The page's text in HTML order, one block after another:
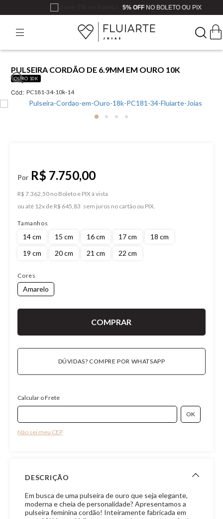
5% OFFNO BOLETO OU PIX
PULSEIRA CORDÃO DE 6.9MM EM OURO 10K
OURO 10K
Cód: PC181-34-10k-14
R$ 7.750,00
R$ 7.362,50 no Boleto e PIX
ou
12x de R$ 645,83
Tamanhos
14 cm 15 cm 16 cm 17 cm
18 cm
19 cm
20 cm 21 cm 22 cm
Cores
Amarelo
DÚVIDAS? COMPRE POR WHATSAPP
Calcular o Frete
Não sei meu CEP
DESCRIÇÃO
Em busca de uma pulseira de ouro que seja elegante,
moderna e cheia de personalidade? Apresentamos a
pulseira feminina cordão! Inteiramente fabricada em